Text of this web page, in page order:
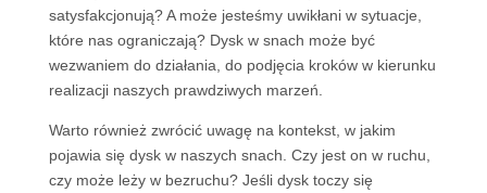
satysfakcjonują? A może jesteśmy uwikłani w sytuacje,
które nas ograniczają? Dysk w snach może być
wezwaniem do działania, do podjęcia kroków w kierunku
realizacji naszych prawdziwych marzeń.
Warto również zwrócić uwagę na kontekst, w jakim
pojawia się dysk w naszych snach. Czy jest on w ruchu,
czy może leży w bezruchu? Jeśli dysk toczy się